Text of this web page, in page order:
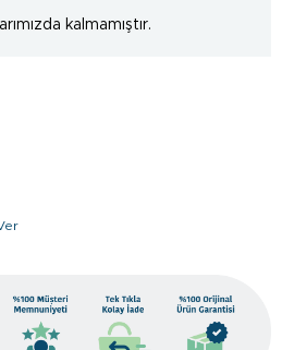
kalmamıştır.